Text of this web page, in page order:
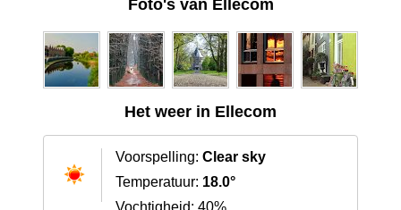
Foto's van Ellecom
Het weer in Ellecom
Voorspelling: Clear sky
Temperatuur: 18.0°